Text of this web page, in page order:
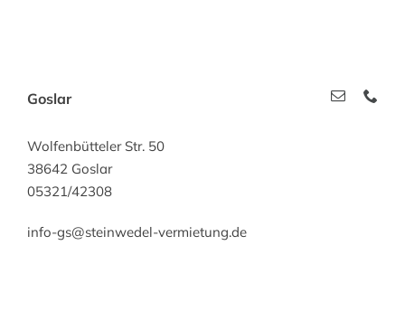
Goslar
Wolfenbütteler Str. 50
38642 Goslar
05321/42308
info-gs@steinwedel-vermietung.de